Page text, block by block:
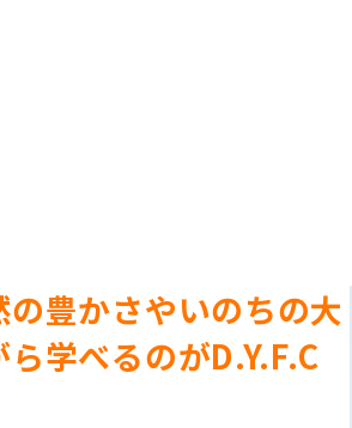
豊かさやいのちの大
学べるのがD.Y.F.C